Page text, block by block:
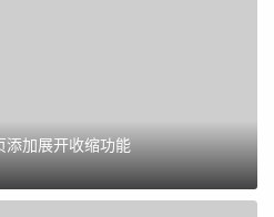
加展开收缩功能